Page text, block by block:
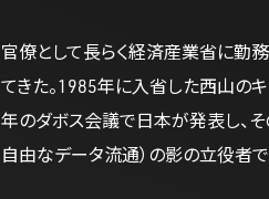
官僚として長らく経済産業省に勤
てきた。1985年に入省した西山のキ
年のダボス会議で日本が発表し、
自由なデータ流通）の影の立役者